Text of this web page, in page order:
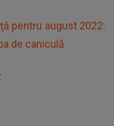
pentru august 2022:
de caniculă